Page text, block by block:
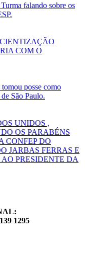
falando sobre os
COM O
posse como
São Paulo.
UNIDOS ,
OS PARABÉNS
CONFEP DO
JARBAS FERRAS E
PRESIDENTE DA
1295